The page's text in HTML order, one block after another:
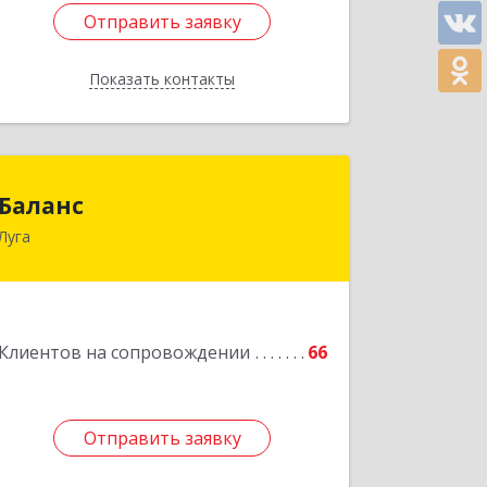
Отправить заявку
Показать контакты
Отправить заявку
Назад
Баланс
Луга
Клиентов на сопровождении 66
Отправить заявку
Отправить заявку